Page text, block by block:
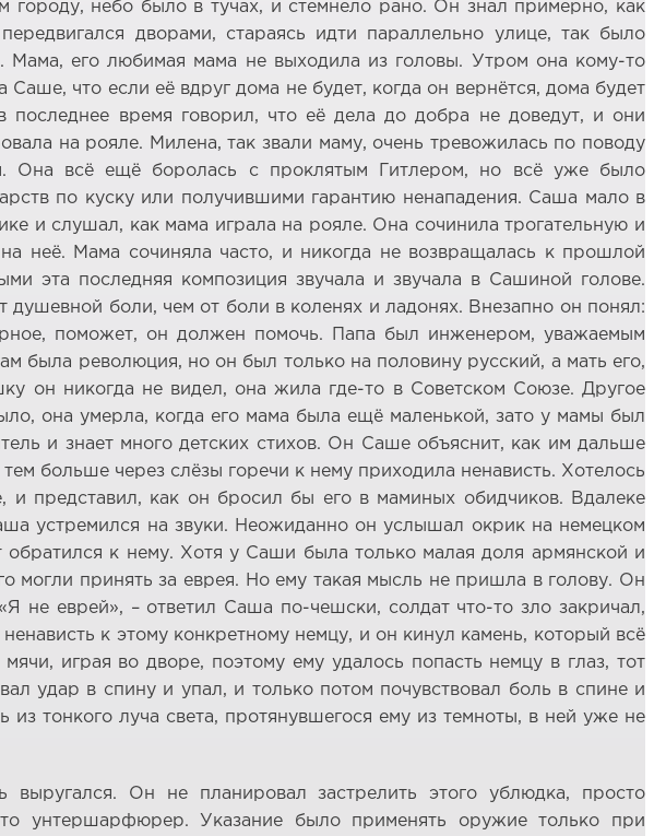
небо было в тучах, и стемнело рано. Он знал примерно, как
дворами, стараясь идти параллельно улице, так было
Мама, его любимая мама не выходила из головы. Утром она кому-то
что если её вдруг дома не будет, когда он вернётся, дома будет
время говорил, что её дела до добра не доведут, и они
на рояле. Милена, так звали маму, очень тревожилась по поводу
Она всё ещё боролась с проклятым Гитлером, но всё уже было
по куску или получившими гарантию ненападения. Саша мало в
и слушал, как мама играла на рояле. Она сочинила трогательную и
неё. Мама сочиняла часто, и никогда не возвращалась к прошлой
эта последняя композиция звучала и звучала в Сашиной голове.
душевной боли, чем от боли в коленях и ладонях. Внезапно он понял:
поможет, он должен помочь. Папа был инженером, уважаемым
была революция, но он был только на половину русский, а мать его,
он никогда не видел, она жила где-то в Советском Союзе. Другое
она умерла, когда его мама была ещё маленькой, зато у мамы был
и знает много детских стихов. Он Саше объяснит, как им дальше
больше через слёзы горечи к нему приходила ненависть. Хотелось
представил, как он бросил бы его в маминых обидчиков. Вдалеке
устремился на звуки. Неожиданно он услышал окрик на немецком
к нему. Хотя у Саши была только малая доля армянской и
могли принять за еврея. Но ему такая мысль не пришла в голову. Он
не еврей», – ответил Саша по-чешски, солдат что-то зло закричал,
к этому конкретному немцу, и он кинул камень, который всё
играя во дворе, поэтому ему удалось попасть немцу в глаз, тот
удар в спину и упал, и только потом почувствовал боль в спине и
тонкого луча света, протянувшегося ему из темноты, в ней уже не
Он не планировал застрелить этого ублюдка, просто
унтершарфюрер. Указание было применять оружие только при